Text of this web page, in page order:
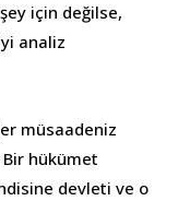
için değilse,
analiz
müsaadeniz
Bir hükümet
devleti ve o